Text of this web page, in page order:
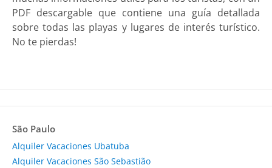
PDF descargable que contiene una guía detallada
sobre todas las playas y lugares de interés turístico.
No te pierdas!
São Paulo
Alquiler Vacaciones Ubatuba
Alquiler Vacaciones São Sebastião